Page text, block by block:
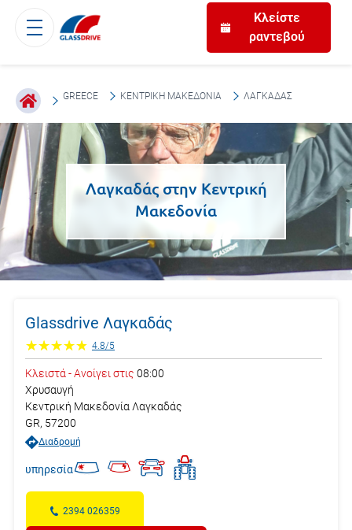
Κλείστε
ραντεβού
GREECE ΚΕΝΤΡΙΚΉ ΜΑΚΕΔΟΝΊΑ ΛΑΓΚΑΔΆΣ
Λαγκαδάςστην Κεντρική
Μακεδονία
Glassdrive Λαγκαδάς
4.8/5
Κλειστά -Ανοίγει στις 08:00
Χρυσαυγή
Κεντρική Μακεδονία Λαγκαδάς
GR, 57200
Διαδρομή
υπηρεσία
2394 026359